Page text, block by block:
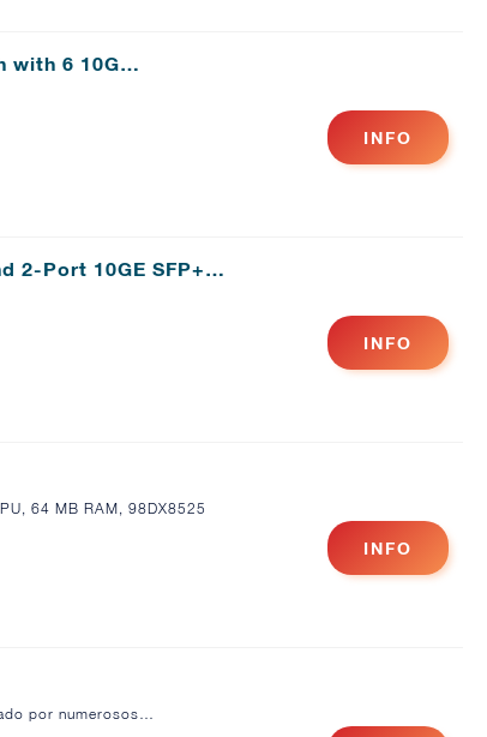
with 6 10G…
INFO
2-Port 10GE SFP+…
INFO
64 MB RAM, 98DX8525
INFO
por numerosos…